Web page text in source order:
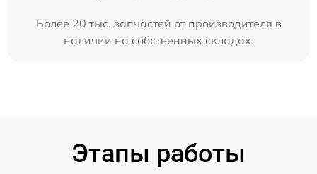
Более 20 тыс. запчастей от производителя в
наличии на собственных складах.
Этапы работы